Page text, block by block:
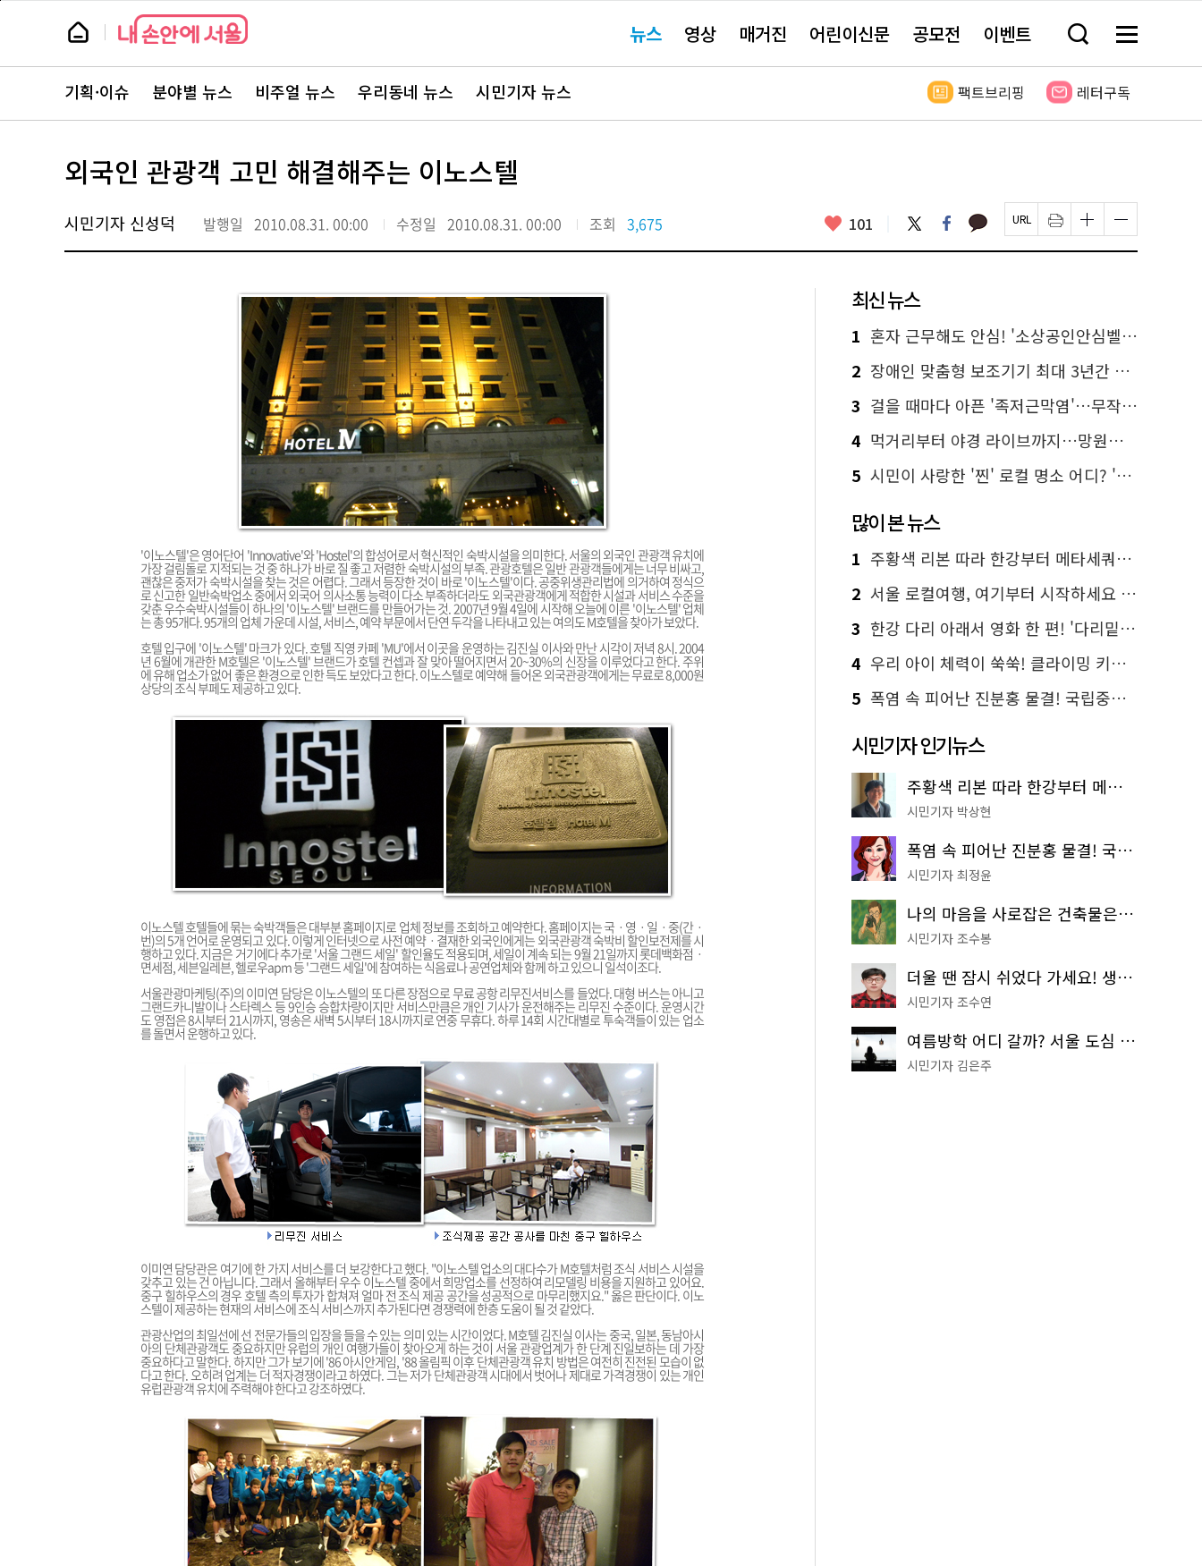
본
뉴
스 요뉴스 영상 매거진 어린이신문 공모전 이벤트 검
창
기
메
전
보
뉴
스
주
서
바
로
기획·이슈 분야별 뉴스 비주얼 뉴스 우리동네 뉴스 시민기자 뉴스 팩트브리핑 레터구독
외국인 관광객 고민 해결해주는 이노스텔
시민기자 신성덕 발행일 2010.08.31. 00:00 수정일 2010.08.31. 00:00 조회 3,675 좋
요
101 트
위
터
페
이
스
카
카 페
이
지
인
쇄
하
글
자
크
하
기
글
자
크
하
기
'이노스텔'은 영어단어 'Innovative'와 'Hostel'의 합성어로서 혁신적인 숙박시설을 의미한다. 서울의 외국인 관광객 유치에
가장 걸림돌로 지적되는 것 중 하나가 바로 질 좋고 저렴한 숙박시설의 부족. 관광호텔은 일반 관광객들에게는 너무 비싸고,
괜찮은 중저가 숙박시설을 찾는 것은 어렵다. 그래서 등장한 것이 바로 '이노스텔'이다. 공중위생관리법에 의거하여 정식으
로 신고한 일반숙박업소 중에서 외국어 의사소통 능력이 다소 부족하더라도 외국관광객에게 적합한 시설과 서비스 수준을
갖춘 우수숙박시설들이 하나의 '이노스텔' 브랜드를 만들어가는 것. 2007년 9월 4일에 시작해 오늘에 이른 '이노스텔' 업체
는 총 95개다. 95개의 업체 가운데 시설, 서비스, 예약 부문에서 단연 두각을 나타내고 있는 여의도 M호텔을 찾아가 보았다.
호텔 입구에 '이노스텔' 마크가 있다. 호텔 직영 카페 'MU'에서 이곳을 운영하는 김진실 이사와 만난 시각이 저녁 8시. 2004
년 6월에 개관한 M호텔은 '이노스텔' 브랜드가 호텔 컨셉과 잘 맞아 떨어지면서 20~30%의 신장을 이루었다고 한다. 주위
에 유해 업소가 없어 좋은 환경으로 인한 득도 보았다고 한다. 이노스텔로 예약해 들어온 외국관광객에게는 무료로 8,000원
상당의 조식 부페도 제공하고 있다.
이노스텔 호텔들에 묶는 숙박객들은 대부분 홈페이지로 업체 정보를 조회하고 예약한다. 홈페이지는 국ㆍ영ㆍ일ㆍ중(간ㆍ
번)의 5개 언어로 운영되고 있다. 이렇게 인터넷으로 사전 예약ㆍ결재한 외국인에게는 외국관광객 숙박비 할인보전제를 시
행하고 있다. 지금은 거기에다 추가로 '서울 그랜드 세일' 할인율도 적용되며, 세일이 계속 되는 9월 21일까지 롯데백화점ㆍ
면세점, 세븐일레븐, 헬로우apm 등 '그랜드 세일'에 참여하는 식음료나 공연업체와 함께 하고 있으니 일석이조다.
서울관광마케팅(주)의 이미연 담당은 이노스텔의 또 다른 장점으로 무료 공항 리무진서비스를 들었다. 대형 버스는 아니고
그랜드카니발이나 스타렉스 등 9인승 승합차량이지만 서비스만큼은 개인 기사가 운전해주는 리무진 수준이다. 운영시간
도 영접은 8시부터 21시까지, 영송은 새벽 5시부터 18시까지로 연중 무휴다. 하루 14회 시간대별로 투숙객들이 있는 업소
를 돌면서 운행하고 있다.
이미연 담당관은 여기에 한 가지 서비스를 더 보강한다고 했다. "이노스텔 업소의 대다수가 M호텔처럼 조식 서비스 시설을
갖추고 있는 건 아닙니다. 그래서 올해부터 우수 이노스텔 중에서 희망업소를 선정하여 리모델링 비용을 지원하고 있어요.
중구 힐하우스의 경우 호텔 측의 투자가 합쳐져 얼마 전 조식 제공 공간을 성공적으로 마무리했지요." 옳은 판단이다. 이노
스텔이 제공하는 현재의 서비스에 조식 서비스까지 추가된다면 경쟁력에 한층 도움이 될 것 같았다.
관광산업의 최일선에 선 전문가들의 입장을 들을 수 있는 의미 있는 시간이었다. M호텔 김진실 이사는 중국, 일본, 동남아시
아의 단체관광객도 중요하지만 유럽의 개인 여행가들이 찾아오게 하는 것이 서울 관광업계가 한 단계 진일보하는 데 가장
중요하다고 말한다. 하지만 그가 보기에 '86 아시안게임, '88 올림픽 이후 단체관광객 유치 방법은 여전히 진전된 모습이 없
다고 한다. 오히려 업계는 더 적자경쟁이라고 하였다. 그는 저가 단체관광객 시대에서 벗어나 제대로 가격경쟁이 있는 개인
유럽관광객 유치에 주력해야 한다고 강조하였다.
최신 뉴스
1 혼자 근무해도 안심! '소상공인안심벨' 신청하세요
2 장애인 맞춤형 보조기기 최대 3년간 무상 대여…삶의 질 높인다
3 걸을 때마다 아픈 '족저근막염'…무작정 참지 말고 '이것' 해보세요!
4 먹거리부터 야경 라이브까지…망원한강공원 알짜 코스
5 시민이 사랑한 '찐' 로컬 명소 어디? '서울에디션25' 추천 코스
많이 본 뉴스
1 주황색 리본 따라 한강부터 메타세쿼이아 숲길까지…서울둘레길 15코스
2 서울 로컬여행, 여기부터 시작하세요 '서울에디션25'
3 한강 다리 아래서 영화 한 편! '다리밑 영화관' 무료 상영
4 우리 아이 체력이 쑥쑥! 클라이밍 키즈카페·어린이 체력장
5 폭염 속 피어난 진분홍 물결! 국립중앙박물관 배롱나무 명소
시민기자 인기뉴스
주황색 리본 따라 한강부터 메타세쿼이아 숲길까지…서울둘레길 15코스
시민기자 박상현
폭염 속 피어난 진분홍 물결! 국립중앙박물관 배롱나무 명소
시민기자 최정윤
나의 마음을 사로잡은 건축물은? '서울시 건축상' 수상작 공개!
시민기자 조수봉
더울 땐 잠시 쉬었다 가세요! 생수 냉장고부터 해피소·무더위쉼터까지
시민기자 조수연
여름방학 어디 갈까? 서울 도심 무료 실내 여행 코스 추천
시민기자 김은주
페